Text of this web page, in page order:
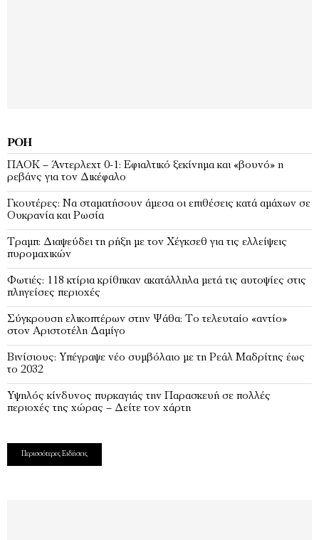
ΡΟΉ
ΠΑΟΚ – Άντερλεχτ 0-1: Εφιαλτικό ξεκίνημα και «βουνό» η
ρεβάνς για τον Δικέφαλο
Γκουτέρες: Να σταματήσουν άμεσα οι επιθέσεις κατά αμάχων σε
Ουκρανία και Ρωσία
Τραμπ: Διαψεύδει τη ρήξη με τον Χέγκσεθ για τις ελλείψεις
πυρομαχικών
Φωτιές: 118 κτίρια κρίθηκαν ακατάλληλα μετά τις αυτοψίες στις
πληγείσες περιοχές
Σύγκρουση ελικοπτέρων στην Ψάθα: Tο τελευταίο «αντίο»
στον Αριστοτέλη Δαμίγο
Βινίσιους: Υπέγραψε νέο συμβόλαιο με τη Ρεάλ Μαδρίτης έως
το 2032
Υψηλός κίνδυνος πυρκαγιάς την Παρασκευή σε πολλές
περιοχές της χώρας – Δείτε τον χάρτη
Περισσότερες Ειδήσεις